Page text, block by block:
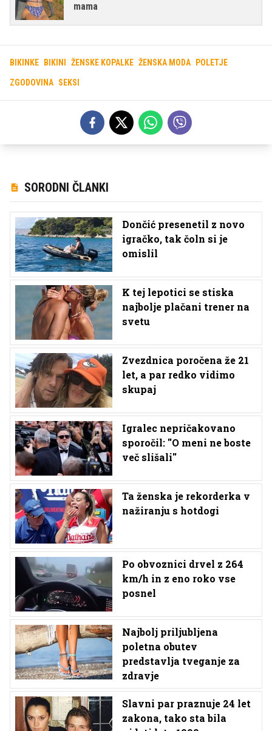
mama
BIKINKE BIKINI ŽENSKE KOPALKE ŽENSKA MODA POLETJE
ZGODOVINA SEKSI
SORODNI ČLANKI
Dončić presenetil z novo
igračko, tak čoln si je
omislil
K tej lepotici se stiska
najbolje plačani trener na
svetu
Zvezdnica poročena že 21
let, a par redko vidimo
skupaj
Igralec nepričakovano
sporočil: ''O meni ne boste
več slišali''
Ta ženska je rekorderka v
nažiranju s hotdogi
Po obvoznici drvel z 264
km/h in z eno roko vse
posnel
Najbolj priljubljena
poletna obutev
predstavlja tveganje za
zdravje
Slavni par praznuje 24 let
zakona, tako sta bila